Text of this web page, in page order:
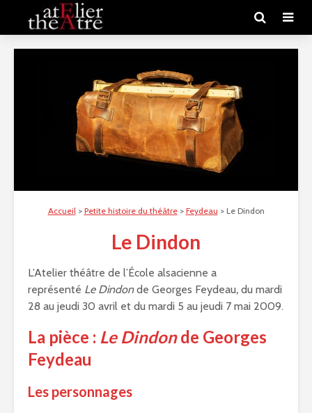
Accueil> Petite histoire du théâtre> Feydeau > Le Dindon
Le Dindon
L’Atelier théâtre de l’École alsacienne a
représenté Le Dindonde Georges Feydeau, du mardi
28 au jeudi 30 avril et du mardi 5 au jeudi 7 mai 2009.
La pièce : Le Dindonde Georges
Feydeau
Les personnages